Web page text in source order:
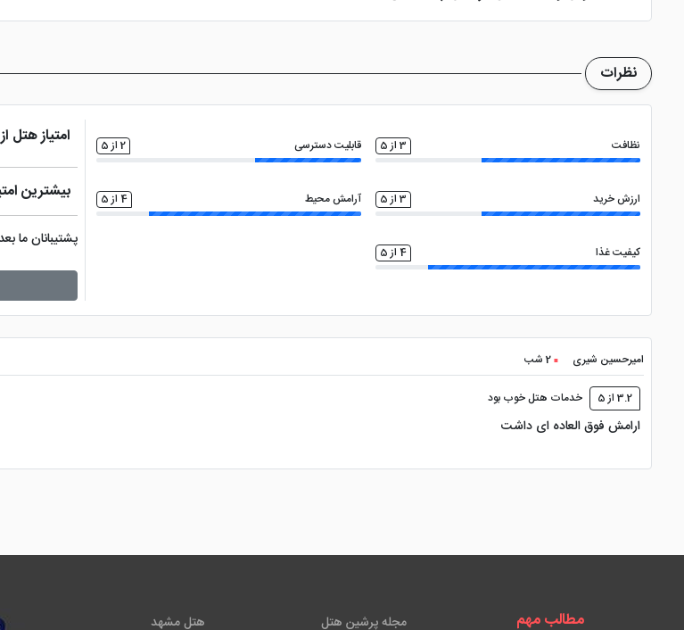
ساعت تحویل اتاق ساعت 2 بعد از ظهر و ساعت تخلیه اتاق 12 ظهر می باشد
نظرات
نظافت 3 از 5 قابلیت دسترسی 2 از 5
ارزش خرید 3 از 5 آرامش محیط 4 از 5
کیفیت غذا 4 از 5
امتیاز هتل
بیشترین
پشتیبانان ما
امیرحسین شیری 2 شب
3.2 از 5 خدمات هتل خوب بود
ارامش فوق العاده ای داشت
مطالب مهم مجله پرشین هتل هتل مشهد